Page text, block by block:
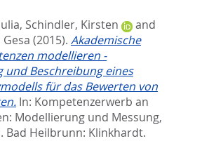
, Schindler, Kirsten
and
(2015). Akademische
modellieren -
und Beschreibung eines
für das Bewerten von
In: Kompetenzerwerb an
Modellierung und Messung,
Bad Heilbrunn: Klinkhardt.